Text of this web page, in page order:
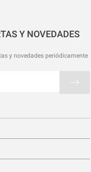
Y NOVEDADES
y novedades periódicamente